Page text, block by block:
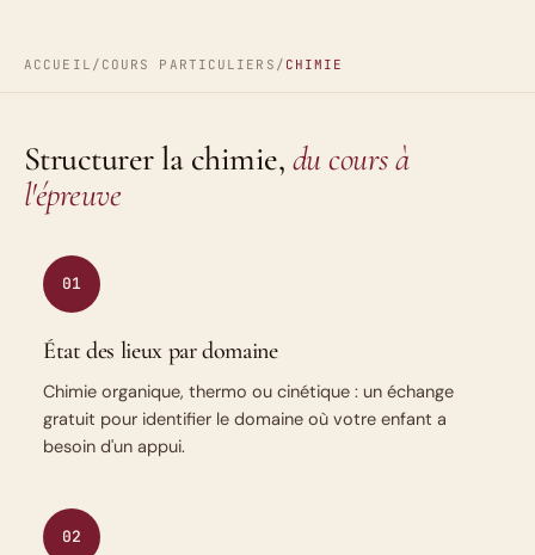
ACCUEIL / COURS PARTICULIERS / CHIMIE
Structurer la chimie, du cours à
l'épreuve
01
État des lieux par domaine
Chimie organique, thermo ou cinétique : un échange
gratuit pour identifier le domaine où votre enfant a
besoin d'un appui.
02